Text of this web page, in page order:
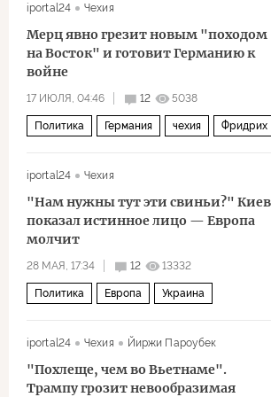
iportal24 Чехия
Мерц явно грезит новым "походом
на Восток" и готовит Германию к
войне
17 ИЮЛЯ, 04:46 12 5038
Политика Германия чехия
iportal24
Чехия
"Нам нужны тут эти свиньи?" Киев
показал истинное лицо — Европа
молчит
28 МАЯ, 17:34 12 13332
Политика Европа Украина
iportal24 Чехия Йиржи Пароубек
"Похлеще, чем во Вьетнаме".
Трампу грозит невообразимая